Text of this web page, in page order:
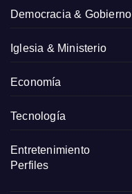
Democracia & Gobierno
Iglesia & Ministerio
Economía
Tecnología
Entretenimiento
Perfiles